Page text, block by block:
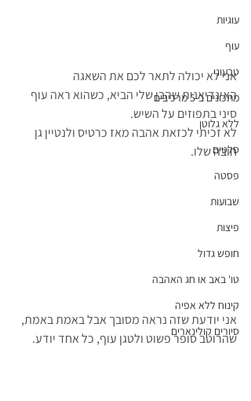
עוגיות
עוף
טבעוני
מתכונים ב-5 מרכיבים
ללא גלוטן
סלטים
פסטה
שבועות
פיצות
חופש גדול
טו' באב או חג האהבה
קינוח ללא אפיה
סיורים קולינארים
אני לא יכולה לתאר לכם את השאגה
האינדיאנית שהבן שלי הביא, כשהוא ראה עוף
סיני בתפוזים על השיש.
לא זכיתי לכזאת אהבה מאז כרטיס ולנטיין גן
חובה שלו.
אני יודעת שזה נראה מסובך אבל באמת באמת,
שהרוטב סופר פשוט ולטגן עוף, כל אחד יודע.